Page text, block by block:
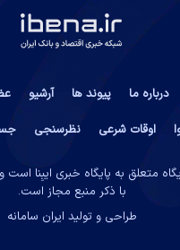
درباره ما پیوند ها آرشیو
اوقات شرعی نظرسنجی
متعلق به پایگاه خبری ایبِنا است
با ذکر منبع مجاز است.
طراحی و تولید ایران سامانه